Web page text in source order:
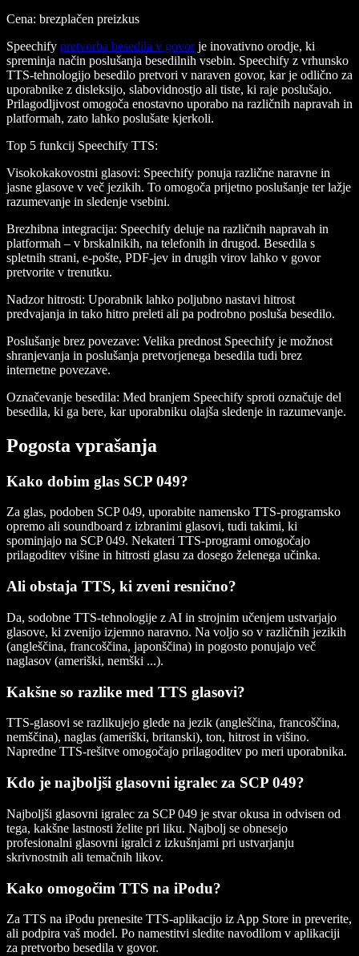
Cena: brezplačen preizkus
Speechify pretvorba besedila v govorje inovativno orodje, ki
spreminja način poslušanja besedilnih vsebin. Speechify z vrhunsko
TTS-tehnologijo besedilo pretvori v naraven govor, kar je odlično za
uporabnike z disleksijo, slabovidnostjo ali tiste, ki raje poslušajo.
Prilagodljivost omogoča enostavno uporabo na različnih napravah in
platformah, zato lahko poslušate kjerkoli.
Top 5 funkcij Speechify TTS:
Visokokakovostni glasovi: Speechify ponuja različne naravne in
jasne glasove v več jezikih. To omogoča prijetno poslušanje ter lažje
razumevanje in sledenje vsebini.
Brezhibna integracija: Speechify deluje na različnih napravah in
platformah – v brskalnikih, na telefonih in drugod. Besedila s
spletnih strani, e-pošte, PDF-jev in drugih virov lahko v govor
pretvorite v trenutku.
Nadzor hitrosti: Uporabnik lahko poljubno nastavi hitrost
predvajanja in tako hitro preleti ali pa podrobno posluša besedilo.
Poslušanje brez povezave: Velika prednost Speechify je možnost
shranjevanja in poslušanja pretvorjenega besedila tudi brez
internetne povezave.
Označevanje besedila: Med branjem Speechify sproti označuje del
besedila, ki ga bere, kar uporabniku olajša sledenje in razumevanje.
Pogosta vprašanja
Kako dobim glas SCP 049?
Za glas, podoben SCP 049, uporabite namensko TTS-programsko
opremo ali soundboard z izbranimi glasovi, tudi takimi, ki
spominjajo na SCP 049. Nekateri TTS-programi omogočajo
prilagoditev višine in hitrosti glasu za dosego želenega učinka.
Ali obstaja TTS, ki zveni resnično?
Da, sodobne TTS-tehnologije z AI in strojnim učenjem ustvarjajo
glasove, ki zvenijo izjemno naravno. Na voljo so v različnih jezikih
(angleščina, francoščina, japonščina) in pogosto ponujajo več
naglasov (ameriški, nemški ...).
Kakšne so razlike med TTS glasovi?
TTS-glasovi se razlikujejo glede na jezik (angleščina, francoščina,
nemščina), naglas (ameriški, britanski), ton, hitrost in višino.
Napredne TTS-rešitve omogočajo prilagoditev po meri uporabnika.
Kdo je najboljši glasovni igralec za SCP 049?
Najboljši glasovni igralec za SCP 049 je stvar okusa in odvisen od
tega, kakšne lastnosti želite pri liku. Najbolj se obnesejo
profesionalni glasovni igralci z izkušnjami pri ustvarjanju
skrivnostnih ali temačnih likov.
Kako omogočim TTS na iPodu?
Za TTS na iPodu prenesite TTS-aplikacijo iz App Store in preverite,
ali podpira vaš model. Po namestitvi sledite navodilom v aplikaciji
za pretvorbo besedila v govor.